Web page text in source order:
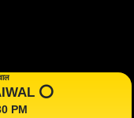
⭕️
PM